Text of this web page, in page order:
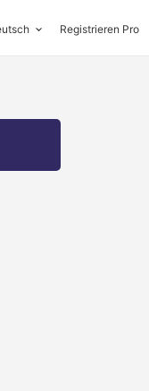
Registrieren Pro